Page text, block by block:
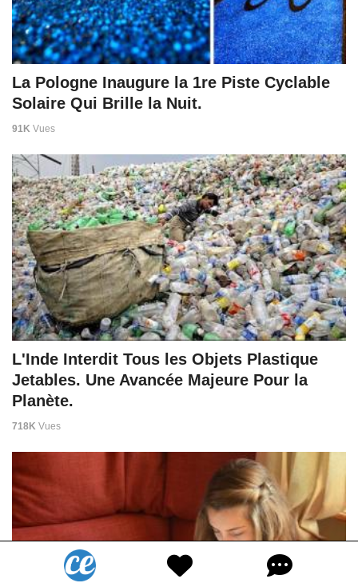
La Pologne Inaugure la 1re Piste Cyclable
Solaire Qui Brille la Nuit.
91K Vues
L'Inde Interdit Tous les Objets Plastique
Jetables. Une Avancée Majeure Pour la
Planète.
718K Vues